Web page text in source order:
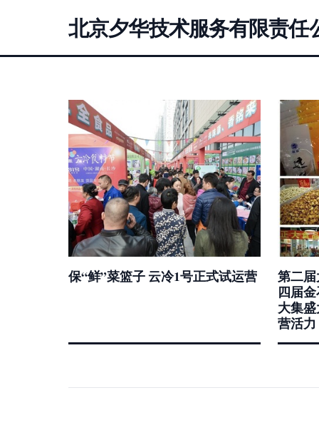
北京夕华技术服务有限责任
保“鲜”菜篮子 云冷1号正式试运营
第二
四届
大集
营活力